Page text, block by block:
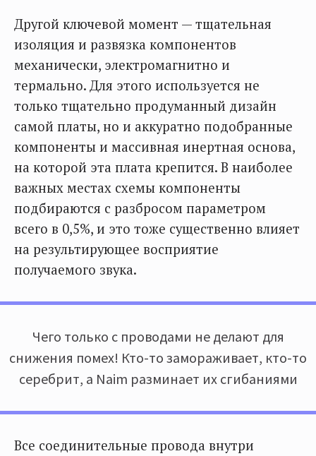
Другой ключевой момент — тщательная
изоляция и развязка компонентов
механически, электромагнитно и
термально. Для этого используется не
только тщательно продуманный дизайн
самой платы, но и аккуратно подобранные
компоненты и массивная инертная основа,
на которой эта плата крепится. В наиболее
важных местах схемы компоненты
подбираются с разбросом параметром
всего в 0,5%, и это тоже существенно влияет
на результирующее восприятие
получаемого звука.
Чего только с проводами не делают для
снижения помех! Кто-то замораживает, кто-то
серебрит, а Naim разминает их сгибаниями
Все соединительные провода внутри